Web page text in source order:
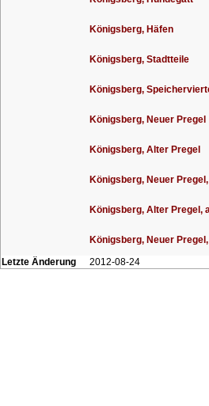
Königsberg, Häfen
Königsberg, Stadtteile
Königsberg,
Königsberg, Neuer Pregel
Königsberg, Alter Pregel
Königsberg, Neuer
Königsberg, Alter Pregel,
Königsberg, Neuer
Letzte Änderung
2012-08-24